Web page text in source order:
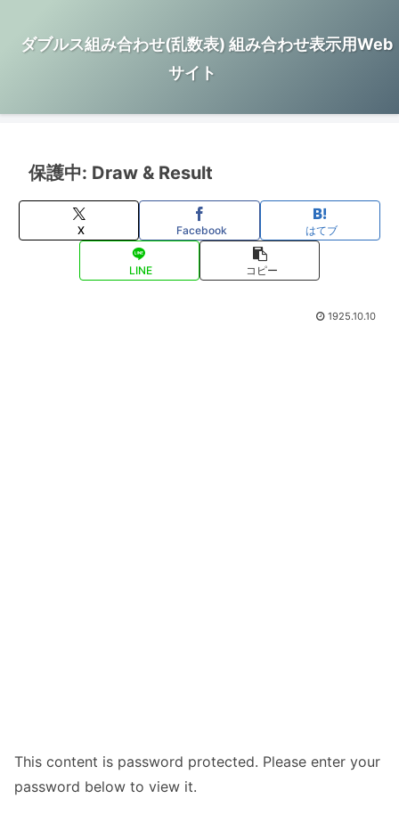
ダブルス組み合わせ(乱数表) 組み合わせ表示用Web
サイト
保護中: Draw & Result
X Facebook はてブ
LINE コピー
1925.10.10
This content is password protected. Please enter your
password below to view it.